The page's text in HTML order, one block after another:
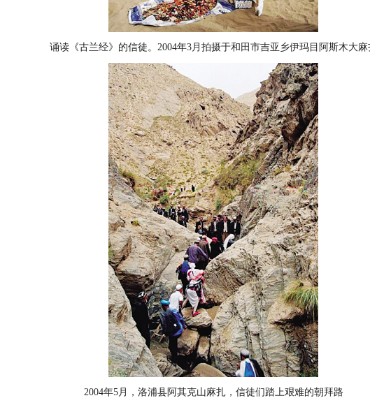
诵读《古兰经》的信徒。2004年3月拍摄于和田市吉亚乡伊玛目阿斯木大麻
2004年5月，洛浦县阿其克山麻扎，信徒们踏上艰难的朝拜路